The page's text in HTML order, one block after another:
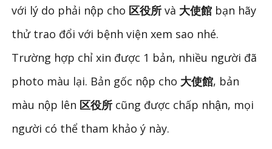
với lý do phải nộp cho 区役所 và 大使館 bạn hãy
thử trao đổi với bệnh viện xem sao nhé.
Trường hợp chỉ xin được 1 bản, nhiều người đã
photo màu lại. Bản gốc nộp cho 大使館, bản
màu nộp lên 区役所 cũng được chấp nhận, mọi
người có thể tham khảo ý này.